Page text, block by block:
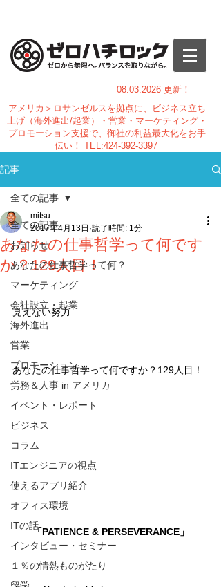
08.03.2026 更新！
アメリカ＞ロサンゼルスを拠点に、ビジネス立ち
上げ（海外進出/起業）・営業・マーケティング・
プロモーション支援で、御社の利益最大化をお手
伝い！ TEL:424-392-3397
記事
全ての記事
お知らせ
あなたの仕事哲学って何？
マーケティング
会社設立・起業
海外進出
営業
プロモーション
労務＆人事 in アメリカ
イベント・レポート
ビジネス
コラム
ITエンジニアの視点
使えるアプリ紹介
オフィス環境
ITの話
インタビュー・セミナー
１％の情熱ものがたり
全ての記事
あなたの仕事哲学って何です
か？129人目！
mitsu
2017年4月13日 読了時間: 1分
見えない努力
あなたの仕事哲学って何ですか？129人目！
「PATIENCE & PERSEVERANCE」